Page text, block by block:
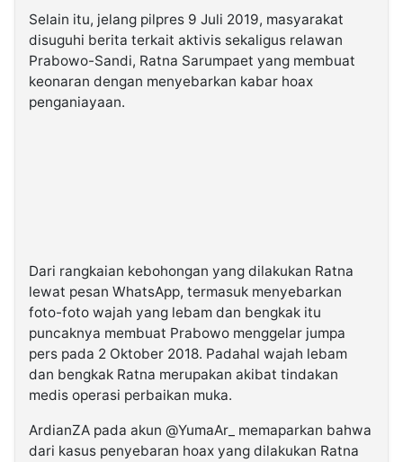
Selain itu, jelang pilpres 9 Juli 2019, masyarakat
disuguhi berita terkait aktivis sekaligus relawan
Prabowo-Sandi, Ratna Sarumpaet yang membuat
keonaran dengan menyebarkan kabar hoax
penganiayaan.
Dari rangkaian kebohongan yang dilakukan Ratna
lewat pesan WhatsApp, termasuk menyebarkan
foto-foto wajah yang lebam dan bengkak itu
puncaknya membuat Prabowo menggelar jumpa
pers pada 2 Oktober 2018. Padahal wajah lebam
dan bengkak Ratna merupakan akibat tindakan
medis operasi perbaikan muka.
ArdianZA pada akun @YumaAr_ memaparkan bahwa
dari kasus penyebaran hoax yang dilakukan Ratna